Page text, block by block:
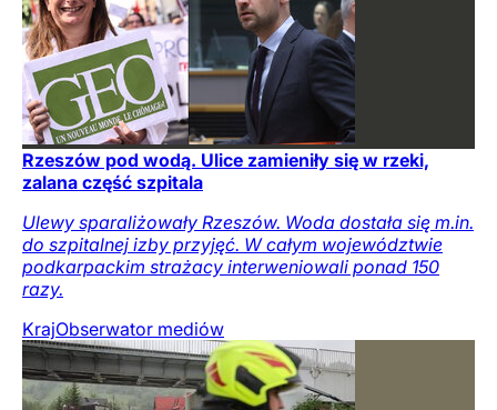
Rzeszów pod wodą. Ulice zamieniły się w rzeki,
zalana część szpitala
Ulewy sparaliżowały Rzeszów. Woda dostała się m.in.
do szpitalnej izby przyjęć. W całym województwie
podkarpackim strażacy interweniowali ponad 150
razy.
KrajObserwator mediów